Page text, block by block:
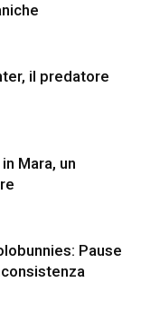
il predatore
Mara, un
Pause